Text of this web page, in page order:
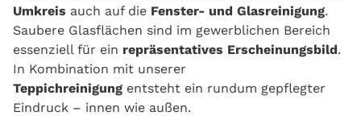
Umkreis auch auf die Fenster- und Glasreinigung.
Saubere Glasflächen sind im gewerblichen Bereich
essenziell für ein repräsentatives Erscheinungsbild.
In Kombination mit unserer
Teppichreinigung entsteht ein rundum gepflegter
Eindruck – innen wie außen.